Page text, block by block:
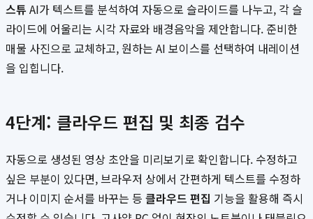
스튜 AI가 텍스트를 분석하여 자동으로 슬라이드를 나누고, 각 슬
라이드에 어울리는 시각 자료와 배경음악을 제안합니다. 준비한
매물 사진으로 교체하고, 원하는 AI 보이스를 선택하여 내레이션
을 입힙니다.
4단계: 클라우드 편집 및 최종 검수
자동으로 생성된 영상 초안을 미리보기로 확인합니다. 수정하고
싶은 부분이 있다면, 브라우저 상에서 간편하게 텍스트를 수정하
거나 이미지 순서를 바꾸는 등 클라우드 편집 기능을 활용해 즉시